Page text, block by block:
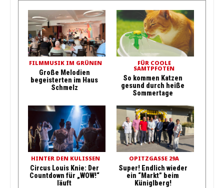
FILMMUSIK IM GRÜNEN
Große Melodien
begeisterten im Haus
Schmelz
FÜR COOLE
SAMTPFOTEN
So kommen Katzen
gesund durch heiße
Sommertage
HINTER DEN KULISSEN
Circus Louis Knie: Der
Countdown für „WOW!“
läuft
OPITZGASSE 29A
Super! Endlich wieder
ein “Markt” beim
Küniglberg!